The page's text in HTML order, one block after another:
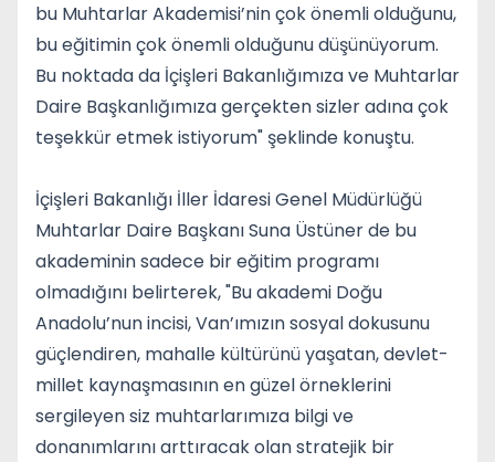
bu Muhtarlar Akademisi’nin çok önemli olduğunu,
bu eğitimin çok önemli olduğunu düşünüyorum.
Bu noktada da İçişleri Bakanlığımıza ve Muhtarlar
Daire Başkanlığımıza gerçekten sizler adına çok
teşekkür etmek istiyorum" şeklinde konuştu.
İçişleri Bakanlığı İller İdaresi Genel Müdürlüğü
Muhtarlar Daire Başkanı Suna Üstüner de bu
akademinin sadece bir eğitim programı
olmadığını belirterek, "Bu akademi Doğu
Anadolu’nun incisi, Van’ımızın sosyal dokusunu
güçlendiren, mahalle kültürünü yaşatan, devlet-
millet kaynaşmasının en güzel örneklerini
sergileyen siz muhtarlarımıza bilgi ve
donanımlarını arttıracak olan stratejik bir